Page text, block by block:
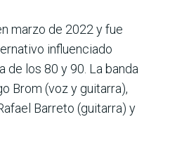
marzo de 2022 y fue
influenciado
de los 80 y 90. La banda
Brom (voz y guitarra),
Barreto (guitarra) y